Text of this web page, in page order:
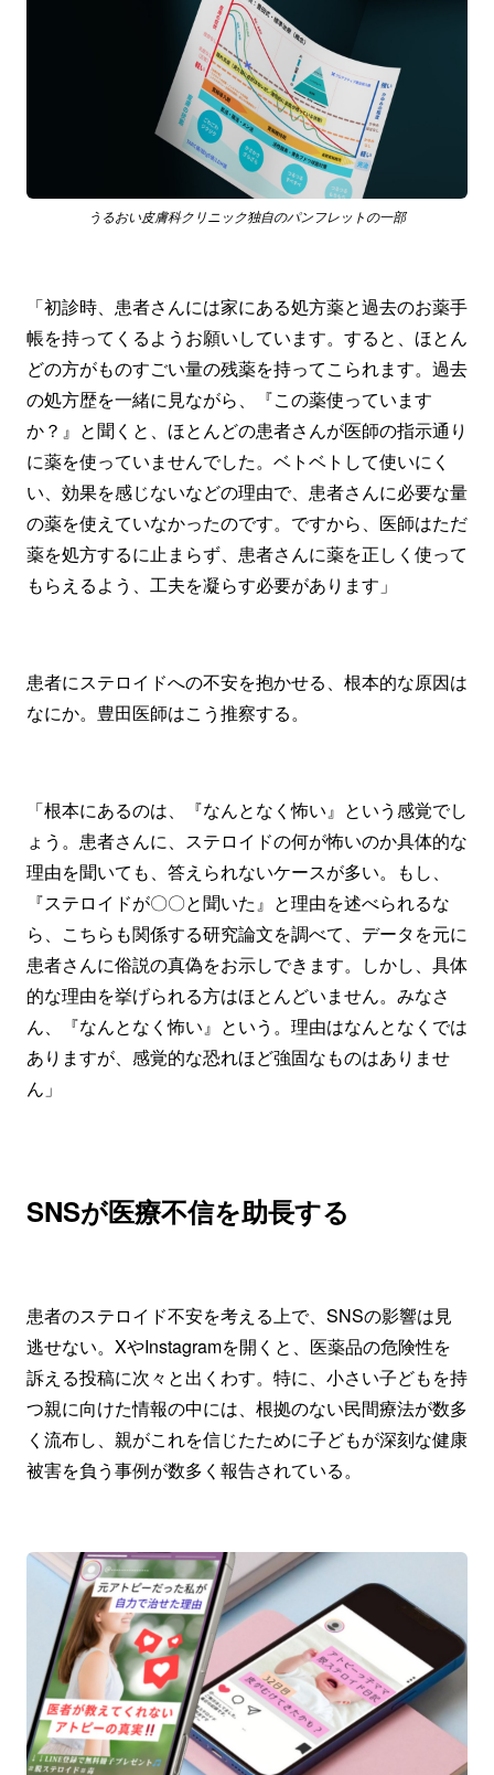
うるおい皮膚科クリニック独自のパンフレットの一部
「初診時、患者さんには家にある処方薬と過去のお薬手
帳を持ってくるようお願いしています。すると、ほとん
どの方がものすごい量の残薬を持ってこられます。過去
の処方歴を一緒に見ながら、『この薬使っています
か？』と聞くと、ほとんどの患者さんが医師の指示通り
に薬を使っていませんでした。ベトベトして使いにく
い、効果を感じないなどの理由で、患者さんに必要な量
の薬を使えていなかったのです。ですから、医師はただ
薬を処方するに止まらず、患者さんに薬を正しく使って
もらえるよう、工夫を凝らす必要があります」
患者にステロイドへの不安を抱かせる、根本的な原因は
なにか。豊田医師はこう推察する。
「根本にあるのは、『なんとなく怖い』という感覚でし
ょう。患者さんに、ステロイドの何が怖いのか具体的な
理由を聞いても、答えられないケースが多い。もし、
『ステロイドが〇〇と聞いた』と理由を述べられるな
ら、こちらも関係する研究論文を調べて、データを元に
患者さんに俗説の真偽をお示しできます。しかし、具体
的な理由を挙げられる方はほとんどいません。みなさ
ん、『なんとなく怖い』という。理由はなんとなくでは
ありますが、感覚的な恐れほど強固なものはありませ
ん」
SNSが医療不信を助長する
患者のステロイド不安を考える上で、SNSの影響は見
逃せない。XやInstagramを開くと、医薬品の危険性を
訴える投稿に次々と出くわす。特に、小さい子どもを持
つ親に向けた情報の中には、根拠のない民間療法が数多
く流布し、親がこれを信じたために子どもが深刻な健康
被害を負う事例が数多く報告されている。